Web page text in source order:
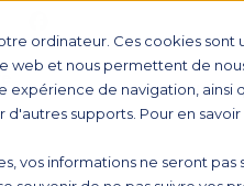
ordinateur. Ces cookies
web et nous permettent de
de navigation, ainsi
d'autres supports. Pour en
vos informations ne seront
FORMATIONS